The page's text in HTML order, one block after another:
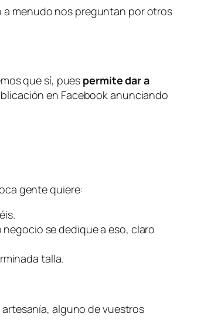
a menudo nos preguntan por otros
que sí, pues permite dar a
en Facebook anunciando
gente quiere:
se dedique a eso, claro
talla.
alguno de vuestros